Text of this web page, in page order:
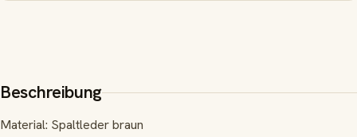
Beschreibung
Material: Spaltleder braun